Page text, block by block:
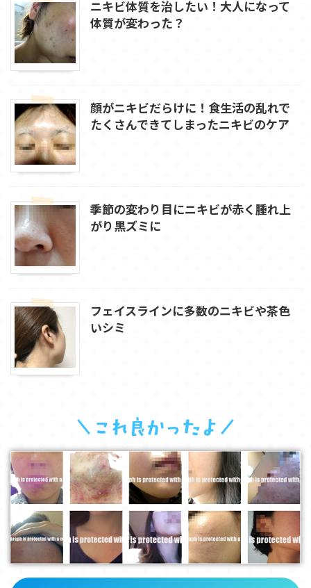
ニキビ体質を治したい！大人になって
体質が変わった？
顔がニキビだらけに！食生活の乱れで
たくさんできてしまったニキビのケア
季節の変わり目にニキビが赤く腫れ上
がり黒ズミに
フェイスラインに多数のニキビや茶色
いシミ